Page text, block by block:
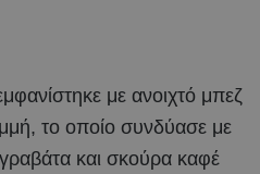
με ανοιχτό μπεζ
το οποίο συνδύασε με
και σκούρα καφέ